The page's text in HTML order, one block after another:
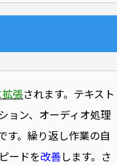
張されます。テキスト
ョン、オーディオ処理
す。繰り返し作業の自
ードを改善します。さ